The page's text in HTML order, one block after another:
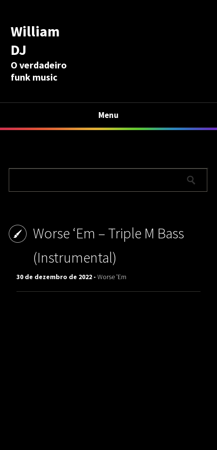
William
DJ
O verdadeiro
funk music
Menu
Worse ‘Em ‎– Triple M Bass
(Instrumental)
30 de dezembro de 2022 -Worse 'Em